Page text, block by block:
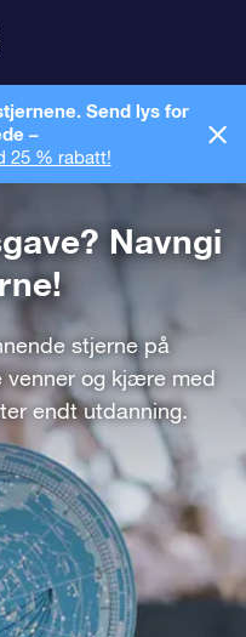
Send lys for
–
25 % rabatt!
Navngi
stjerne på
venner og kjære med
endt utdanning.